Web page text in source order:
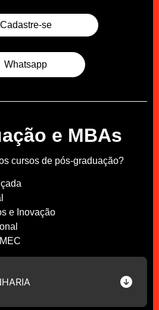
Cadastre-se
Whatsapp
e MBAs
cursos de pós-graduação?
e Inovação